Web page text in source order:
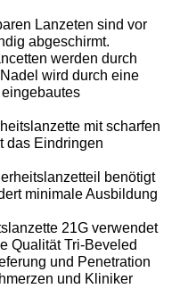
Lanzeten sind vor
abgeschirmt.
werden durch
wird durch eine
mit scharfen
das Eindringen
benötigt
minimale Ausbildung
21G verwendet
Qualität Tri-Beveled
und Penetration
und Kliniker